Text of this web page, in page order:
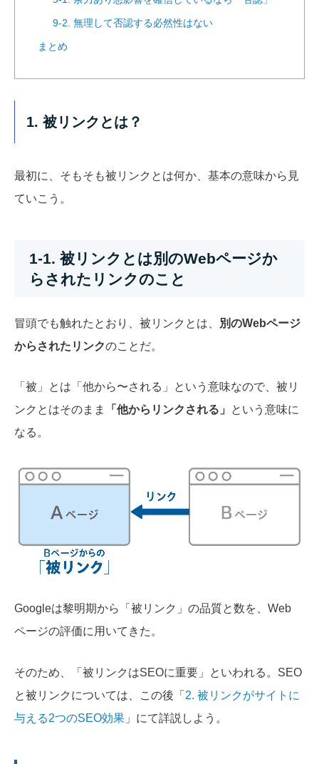
9-2. 無理して否認する必然性はない
まとめ
1. 被リンクとは？
最初に、そもそも被リンクとは何か、基本の意味から見
ていこう。
1-1. 被リンクとは別のWebページか
らされたリンクのこと
冒頭でも触れたとおり、被リンクとは、
別のWebページ
からされたリンクのことだ。
「被」とは「他から〜される」という意味なので、被リ
ンクとはそのまま
「他からリンクされる」
という意味に
なる。
Googleは黎明期から「被リンク」の品質と数を、Web
ページの評価に用いてきた。
そのため、「被リンクはSEOに重要」といわれる。SEO
と被リンクについては、この後「 2. 被リンクがサイトに
与える2つのSEO効果 」にて詳説しよう。